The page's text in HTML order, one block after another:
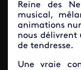
Reine des
musical,
animations
nous délivrent
de tendresse.
Une vraie